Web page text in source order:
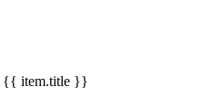
{{ item.title }}